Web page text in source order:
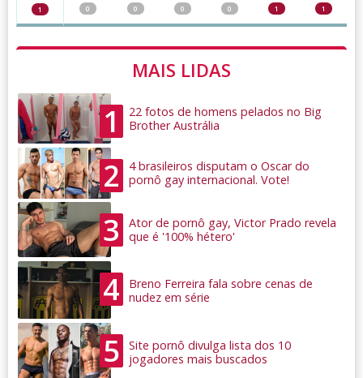
1 0 0 0 0 1 1
MAIS LIDAS
1
22 fotos de homens pelados no Big
Brother Austrália
2
4 brasileiros disputam o Oscar do
pornô gay internacional. Vote!
3
Ator de pornô gay, Victor Prado revela
que é '100% hétero'
4
Breno Ferreira fala sobre cenas de
nudez em série
5
Site pornô divulga lista dos 10
jogadores mais buscados